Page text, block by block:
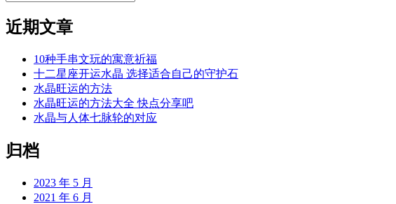
近期文章
10种手串文玩的寓意祈福
十二星座开运水晶 选择适合自己的守护石
水晶旺运的方法
水晶旺运的方法大全 快点分享吧
水晶与人体七脉轮的对应
归档
2023 年 5 月
2021 年 6 月